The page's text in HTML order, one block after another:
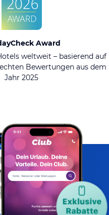
Award
weltweit – basierend auf
Bewertungen aus dem
Jahr 2025